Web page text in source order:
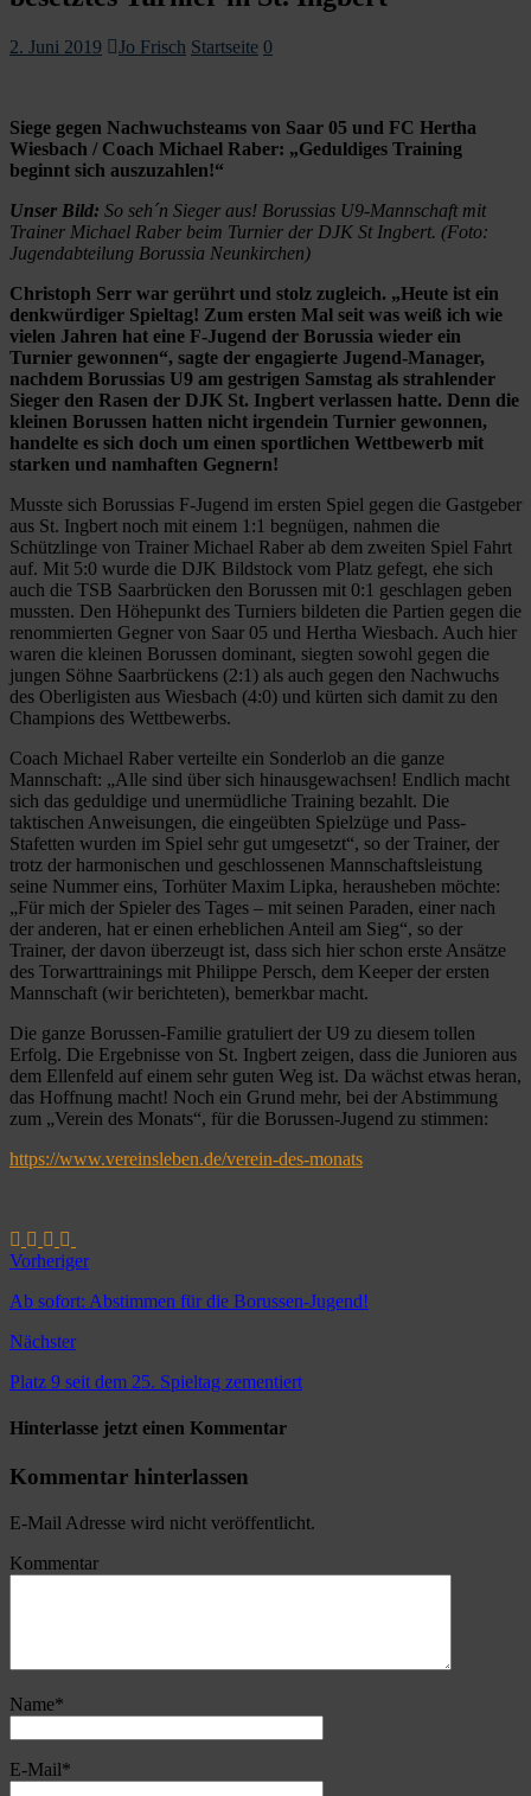
2. Juni 2019 Jo Frisch Startseite 0
Siege gegen Nachwuchsteams von Saar 05 und FC Hertha
Wiesbach / Coach Michael Raber: „Geduldiges Training
beginnt sich auszuzahlen!“
Unser Bild: So seh´n Sieger aus! Borussias U9-Mannschaft mit
Trainer Michael Raber beim Turnier der DJK St Ingbert. (Foto:
Jugendabteilung Borussia Neunkirchen)
Christoph Serr war gerührt und stolz zugleich. „Heute ist ein
denkwürdiger Spieltag! Zum ersten Mal seit was weiß ich wie
vielen Jahren hat eine F-Jugend der Borussia wieder ein
Turnier gewonnen“, sagte der engagierte Jugend-Manager,
nachdem Borussias U9 am gestrigen Samstag als strahlender
Sieger den Rasen der DJK St. Ingbert verlassen hatte. Denn die
kleinen Borussen hatten nicht irgendein Turnier gewonnen,
handelte es sich doch um einen sportlichen Wettbewerb mit
starken und namhaften Gegnern!
Musste sich Borussias F-Jugend im ersten Spiel gegen die Gastgeber
aus St. Ingbert noch mit einem 1:1 begnügen, nahmen die
Schützlinge von Trainer Michael Raber ab dem zweiten Spiel Fahrt
auf. Mit 5:0 wurde die DJK Bildstock vom Platz gefegt, ehe sich
auch die TSB Saarbrücken den Borussen mit 0:1 geschlagen geben
mussten. Den Höhepunkt des Turniers bildeten die Partien gegen die
renommierten Gegner von Saar 05 und Hertha Wiesbach. Auch hier
waren die kleinen Borussen dominant, siegten sowohl gegen die
jungen Söhne Saarbrückens (2:1) als auch gegen den Nachwuchs
des Oberligisten aus Wiesbach (4:0) und kürten sich damit zu den
Champions des Wettbewerbs.
Coach Michael Raber verteilte ein Sonderlob an die ganze
Mannschaft: „Alle sind über sich hinausgewachsen! Endlich macht
sich das geduldige und unermüdliche Training bezahlt. Die
taktischen Anweisungen, die eingeübten Spielzüge und Pass-
Stafetten wurden im Spiel sehr gut umgesetzt“, so der Trainer, der
trotz der harmonischen und geschlossenen Mannschaftsleistung
seine Nummer eins, Torhüter Maxim Lipka, herausheben möchte:
„Für mich der Spieler des Tages – mit seinen Paraden, einer nach
der anderen, hat er einen erheblichen Anteil am Sieg“, so der
Trainer, der davon überzeugt ist, dass sich hier schon erste Ansätze
des Torwarttrainings mit Philippe Persch, dem Keeper der ersten
Mannschaft (wir berichteten), bemerkbar macht.
Die ganze Borussen-Familie gratuliert der U9 zu diesem tollen
Erfolg. Die Ergebnisse von St. Ingbert zeigen, dass die Junioren aus
dem Ellenfeld auf einem sehr guten Weg ist. Da wächst etwas heran,
das Hoffnung macht! Noch ein Grund mehr, bei der Abstimmung
zum „Verein des Monats“, für die Borussen-Jugend zu stimmen:
https://www.vereinsleben.de/verein-des-monats
Vorheriger
Ab sofort: Abstimmen für die Borussen-Jugend!
Nächster
Platz 9 seit dem 25. Spieltag zementiert
Hinterlasse jetzt einen Kommentar
Kommentar hinterlassen
E-Mail Adresse wird nicht veröffentlicht.
Kommentar
Name*
E-Mail*